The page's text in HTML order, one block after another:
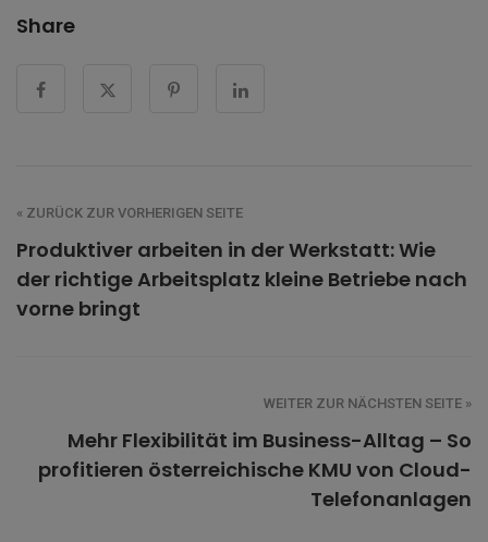
Share
« ZURÜCK ZUR VORHERIGEN SEITE
Produktiver arbeiten in der Werkstatt: Wie
der richtige Arbeitsplatz kleine Betriebe nach
vorne bringt
WEITER ZUR NÄCHSTEN SEITE »
Mehr Flexibilität im Business-Alltag – So
profitieren österreichische KMU von Cloud-
Telefonanlagen